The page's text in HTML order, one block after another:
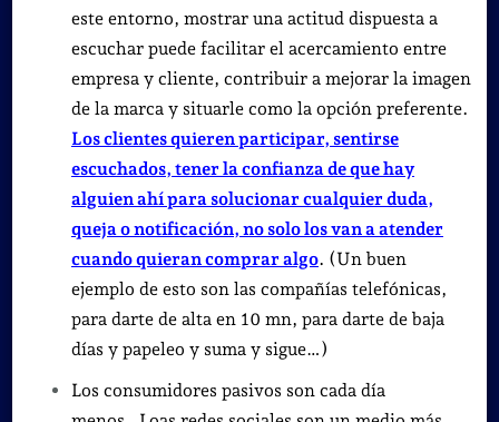
este entorno, mostrar una actitud dispuesta a
escuchar puede facilitar el acercamiento entre
empresa y cliente, contribuir a mejorar la imagen
de la marca y situarle como la opción preferente.
Los clientes quieren participar, sentirse
escuchados, tener la confianza de que hay
alguien ahí para solucionar cualquier duda,
queja o notificación, no solo los van a atender
cuando quieran comprar algo. (Un buen
ejemplo de esto son las compañías telefónicas,
para darte de alta en 10 mn, para darte de baja
días y papeleo y suma y sigue…)
Los consumidores pasivos son cada día